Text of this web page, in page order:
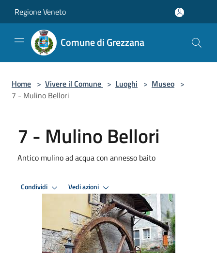
Regione Veneto
Comune di Grezzana
Home > Vivere il Comune > Luoghi > Museo >
7 - Mulino Bellori
7 - Mulino Bellori
Antico mulino ad acqua con annesso baito
Condividi Vedi azioni